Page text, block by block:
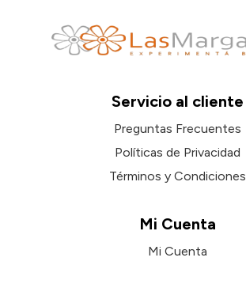
Servicio al cliente
Preguntas Frecuentes
Políticas de Privacidad
Términos y Condiciones
Mi Cuenta
Mi Cuenta